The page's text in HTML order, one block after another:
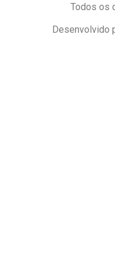
Todos os
Desenvolvido